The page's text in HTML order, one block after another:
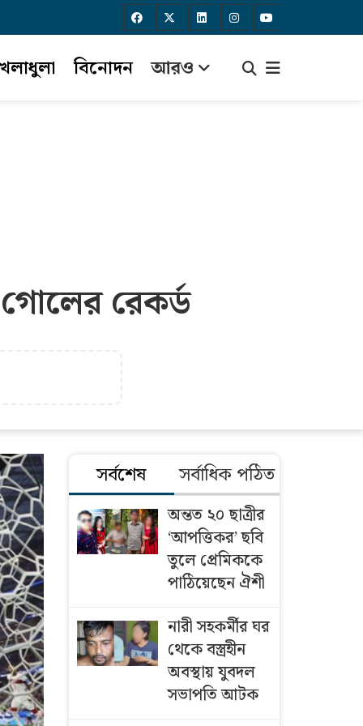
বিনোদন আরও
রেকর্ড
সর্বশেষ সর্বাধিক পঠিত
অন্তত ২০ ছাত্রীর
‘আপত্তিকর’ ছবি
তুলে প্রেমিককে
পাঠিয়েছেন ঐশী
নারী সহকর্মীর ঘর
থেকে বস্ত্রহীন
অবস্থায় যুবদল
সভাপতি আটক